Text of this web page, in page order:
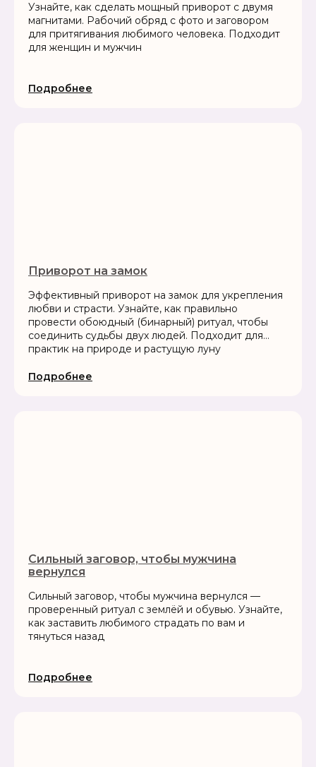
Узнайте, как сделать мощный приворот с двумя
магнитами. Рабочий обряд с фото и заговором
для притягивания любимого человека. Подходит
для женщин и мужчин
Подробнее
Приворот на замок
Эффективный приворот на замок для укрепления
любви и страсти. Узнайте, как правильно
провести обоюдный (бинарный) ритуал, чтобы
соединить судьбы двух людей. Подходит для
практик на природе и растущую луну
Подробнее
Сильный заговор, чтобы мужчина
вернулся
Сильный заговор, чтобы мужчина вернулся —
проверенный ритуал с землёй и обувью. Узнайте,
как заставить любимого страдать по вам и
тянуться назад
Подробнее